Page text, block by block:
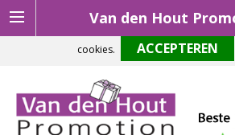
Van den Hout
Om onze website optimaal te laten
cookies.